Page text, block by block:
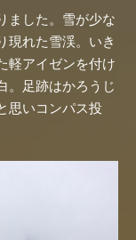
ました。雪が少な
現れた雪渓。いき
軽アイゼンを付け
。足跡はかろうじ
思いコンパス投